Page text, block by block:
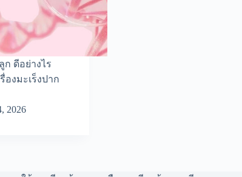
ดีอย่างไร
องมะเร็งปาก
2026